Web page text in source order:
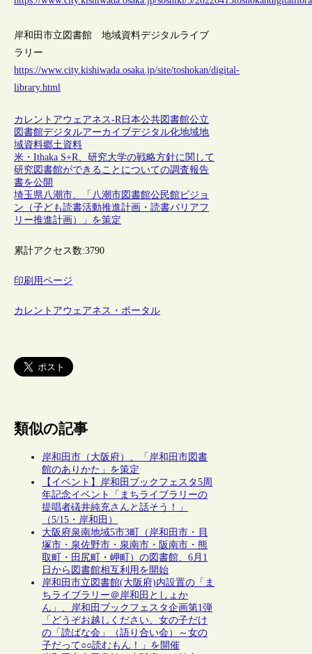
岸和田市立図書館 地域資料デジタルライブ
ラリー
https://www.city.kishiwada.osaka.jp/site/toshokan/digital-
library.html
カレントアウェアネス-R日本公共図書館公立
図書館デジタルアーカイブデジタル化地域地
域資料郷土資料
米・Ithaka S+R、研究大学の戦略方針に関して
研究図書館ができることについての調査報告
書を公開
埼玉県八潮市、「八潮市図書館公民館ビジョ
ン（子ども読書活動推進計画・読書バリアフ
リー推進計画）」を策定
累計アクセス数:3790
印刷用ページ
カレントアウェアネス・ポータル
類似の記事
岸和田市（大阪府）、「岸和田市図書
館のありかた」を策定
【イベント】岸和田ブックフェスタ5周
年記念イベント「まちライブラリーの
提唱者礒井純充さんと話そう！」
（5/15・岸和田）
大阪府泉南地域5市3町（岸和田市・貝
塚市・泉佐野市・泉南市・阪南市・熊
取町・田尻町・岬町）の図書館、6月1
日から図書館相互利用を開始
岸和田市立図書館(大阪府)内設置の「ま
ちライブラリー＠岸和田としょか
ん」、岸和田ブックフェスタ企画第1弾
「どうぞお越しください、女の子だけ
の「読ばな会」（語り合い会）～女の
子だって○○読むもん！」を開催